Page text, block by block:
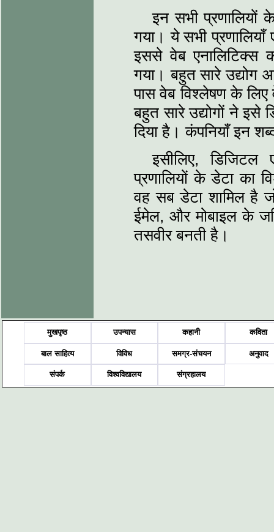
इन सभी
गया। ये सभी
इससे वेब एनालिटिक्स
गया। बहुत सारे
पास वेब विश्लेषण के
बहुत सारे उद्योगों ने
दिया है। कंपनियाँ इन
इसीलिए,
प्रणालियों के डेटा का
वह सब डेटा शामिल है
ईमेल, और मोबाइल के
तसवीर बनती है।
मुखपृष्ठ उपन्यास कहानी कविता
बाल साहित्य विविध समग्र-संचयन अनुवाद
संपर्क विश्वविद्यालय संग्रहालय